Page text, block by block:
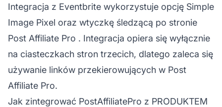
Integracja z Eventbrite wykorzystuje opcję Simple
Image Pixel oraz wtyczkę śledzącą po stronie
Post Affiliate Pro . Integracja opiera się wyłącznie
na ciasteczkach stron trzecich, dlatego zaleca się
używanie linków przekierowujących w Post
Affiliate Pro.
Jak zintegrować PostAffiliatePro z PRODUKTEM